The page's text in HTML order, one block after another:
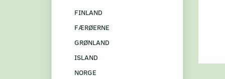
FINLAND
FÆRØERNE
GRØNLAND
ISLAND
NORGE